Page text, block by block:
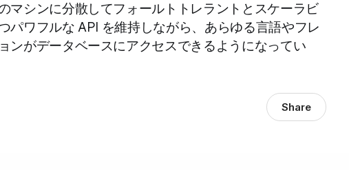
マシンに分散してフォールトトレラントとスケーラビ
パワフルな API を維持しながら、あらゆる言語やフレ
ンがデータベースにアクセスできるようになってい
Share